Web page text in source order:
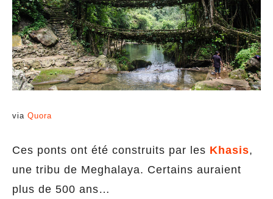
via Quora
Ces ponts ont été construits par les Khasis,
une tribu de Meghalaya. Certains auraient
plus de 500 ans…